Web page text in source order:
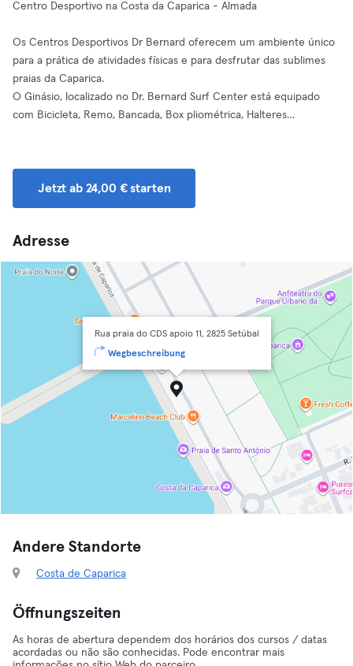
Centro Desportivo na Costa da Caparica - Almada
Os Centros Desportivos Dr Bernard oferecem um ambiente único
para a prática de atividades físicas e para desfrutar das sublimes
praias da Caparica.
O Ginásio, localizado no Dr. Bernard Surf Center está equipado
com Bicicleta, Remo, Bancada, Box pliométrica, Halteres…
Jetzt ab 24,00 € starten
Adresse
Rua praia do CDS apoio 11, 2825 Setúbal
Wegbeschreibung
Andere Standorte
Costa de Caparica
Öffnungszeiten
As horas de abertura dependem dos horários dos cursos / datas
acordadas ou não são conhecidas. Pode encontrar mais